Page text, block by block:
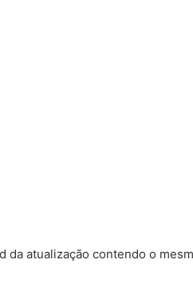
da atualização contendo o